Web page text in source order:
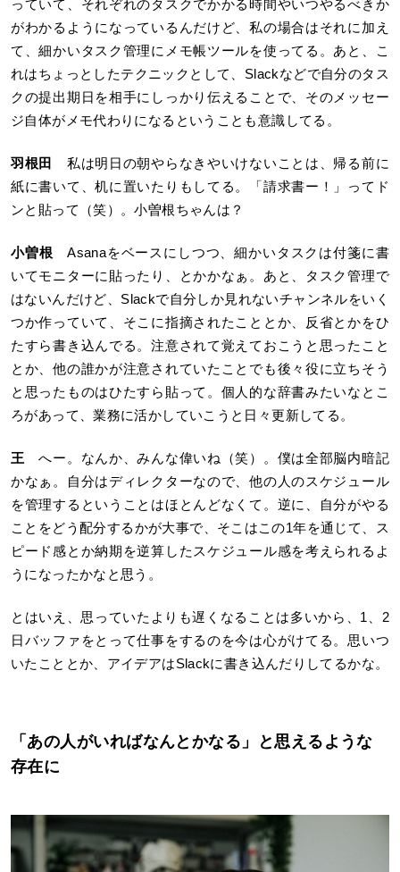
っていて、それぞれのタスクでかかる時間やいつやるべきか
がわかるようになっているんだけど、私の場合はそれに加え
て、細かいタスク管理にメモ帳ツールを使ってる。あと、こ
れはちょっとしたテクニックとして、Slackなどで自分のタス
クの提出期日を相手にしっかり伝えることで、そのメッセー
ジ自体がメモ代わりになるということも意識してる。
羽根田
私は明日の朝やらなきやいけないことは、帰る前に
紙に書いて、机に置いたりもしてる。「請求書ー！」ってド
ンと貼って（笑）。小曽根ちゃんは？
小曽根 Asanaをベースにしつつ、細かいタスクは付箋に書
いてモニターに貼ったり、とかかなぁ。あと、タスク管理で
はないんだけど、Slackで自分しか見れないチャンネルをいく
つか作っていて、そこに指摘されたこととか、反省とかをひ
たすら書き込んでる。注意されて覚えておこうと思ったこと
とか、他の誰かが注意されていたことでも後々役に立ちそう
と思ったものはひたすら貼って。個人的な辞書みたいなとこ
ろがあって、業務に活かしていこうと日々更新してる。
王 へー。なんか、みんな偉いね（笑）。僕は全部脳内暗記
かなぁ。自分はディレクターなので、他の人のスケジュール
を管理するということはほとんどなくて。逆に、自分がやる
ことをどう配分するかが大事で、そこはこの1年を通じて、ス
ピード感とか納期を逆算したスケジュール感を考えられるよ
うになったかなと思う。
とはいえ、思っていたよりも遅くなることは多いから、1、2
日バッファをとって仕事をするのを今は心がけてる。思いつ
いたこととか、アイデアはSlackに書き込んだりしてるかな。
「あの人がいればなんとかなる」と思えるような
存在に